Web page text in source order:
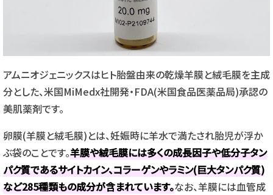
アムニオジェニックスはヒト胎盤由来の乾燥羊膜と絨毛膜を主成
分とした、米国MiMedx社開発・FDA(米国食品医薬品局)承認の
美肌薬剤です。
卵膜(羊膜と絨毛膜)とは、妊娠時に羊水で満たされ胎児が浮か
ぶ袋のことです。羊膜や絨毛膜には多くの成長因子や低分子タン
パク質であるサイトカイン、コラーゲンやラミン(巨大タンパク質)
など285種類もの成分が含まれています。なお、羊膜には血管成